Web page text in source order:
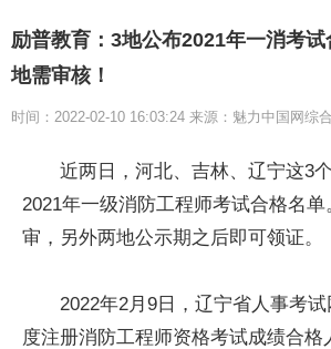
励普教育：3地公布2021年一消考
地需审核！
时间：2022-02-10 16:03:24 来源：魅力中国网综合
近两日，河北、吉林、辽宁这3
2021年一级消防工程师考试合格名单
审，另外两地公示期之后即可领证。
2022年2月9日，辽宁省人事考
度注册消防工程师资格考试成绩合格